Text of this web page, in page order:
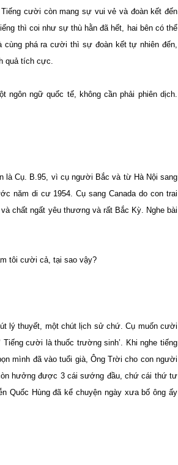
cười còn mang sự vui vẻ và đoàn kết đến
thì coi như sự thù hằn đã hết, hai bên có thể
cùng phá ra cười thì sự đoàn kết tự nhiên đến,
quả tích cực.
ngôn ngữ quốc tế, không cần phải phiên dịch.
là Cụ. B.95, vì cụ người Bắc và từ Hà Nội sang
năm di cư 1954. Cụ sang Canada do con trai
chất ngất yêu thương và rất Bắc Kỳ. Nghe bài
tôi cười cả, tại sao vậy?
lý thuyết, một chút lịch sử chứ. Cụ muốn cười
cười là thuốc trường sinh’. Khi nghe tiếng
mình đã vào tuổi già, Ông Trời cho con người
hưởng được 3 cái sướng đầu, chứ cái thứ tư
Quốc Hùng đã kể chuyện ngày xưa bố ông ấy